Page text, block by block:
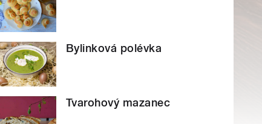
Bylinková polévka
Tvarohový mazanec